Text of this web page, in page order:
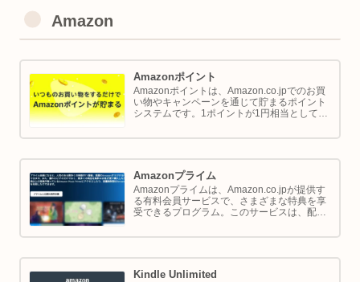
Amazon
Amazonポイント
Amazonポイントは、Amazon.co.jpでのお買
い物やキャンペーンを通じて貯まるポイント
システムです。1ポイントが1円相当として、
では Amazon ポイントの使い方と貯め方を解
Amazonプライム
Amazonプライムは、Amazon.co.jpが提供す
る有料会員サービスで、さまざまな特典を享
受できるプログラム。このサービスは、配送
実、さらには限定割引までをカバーし、日常
Kindle Unlimited